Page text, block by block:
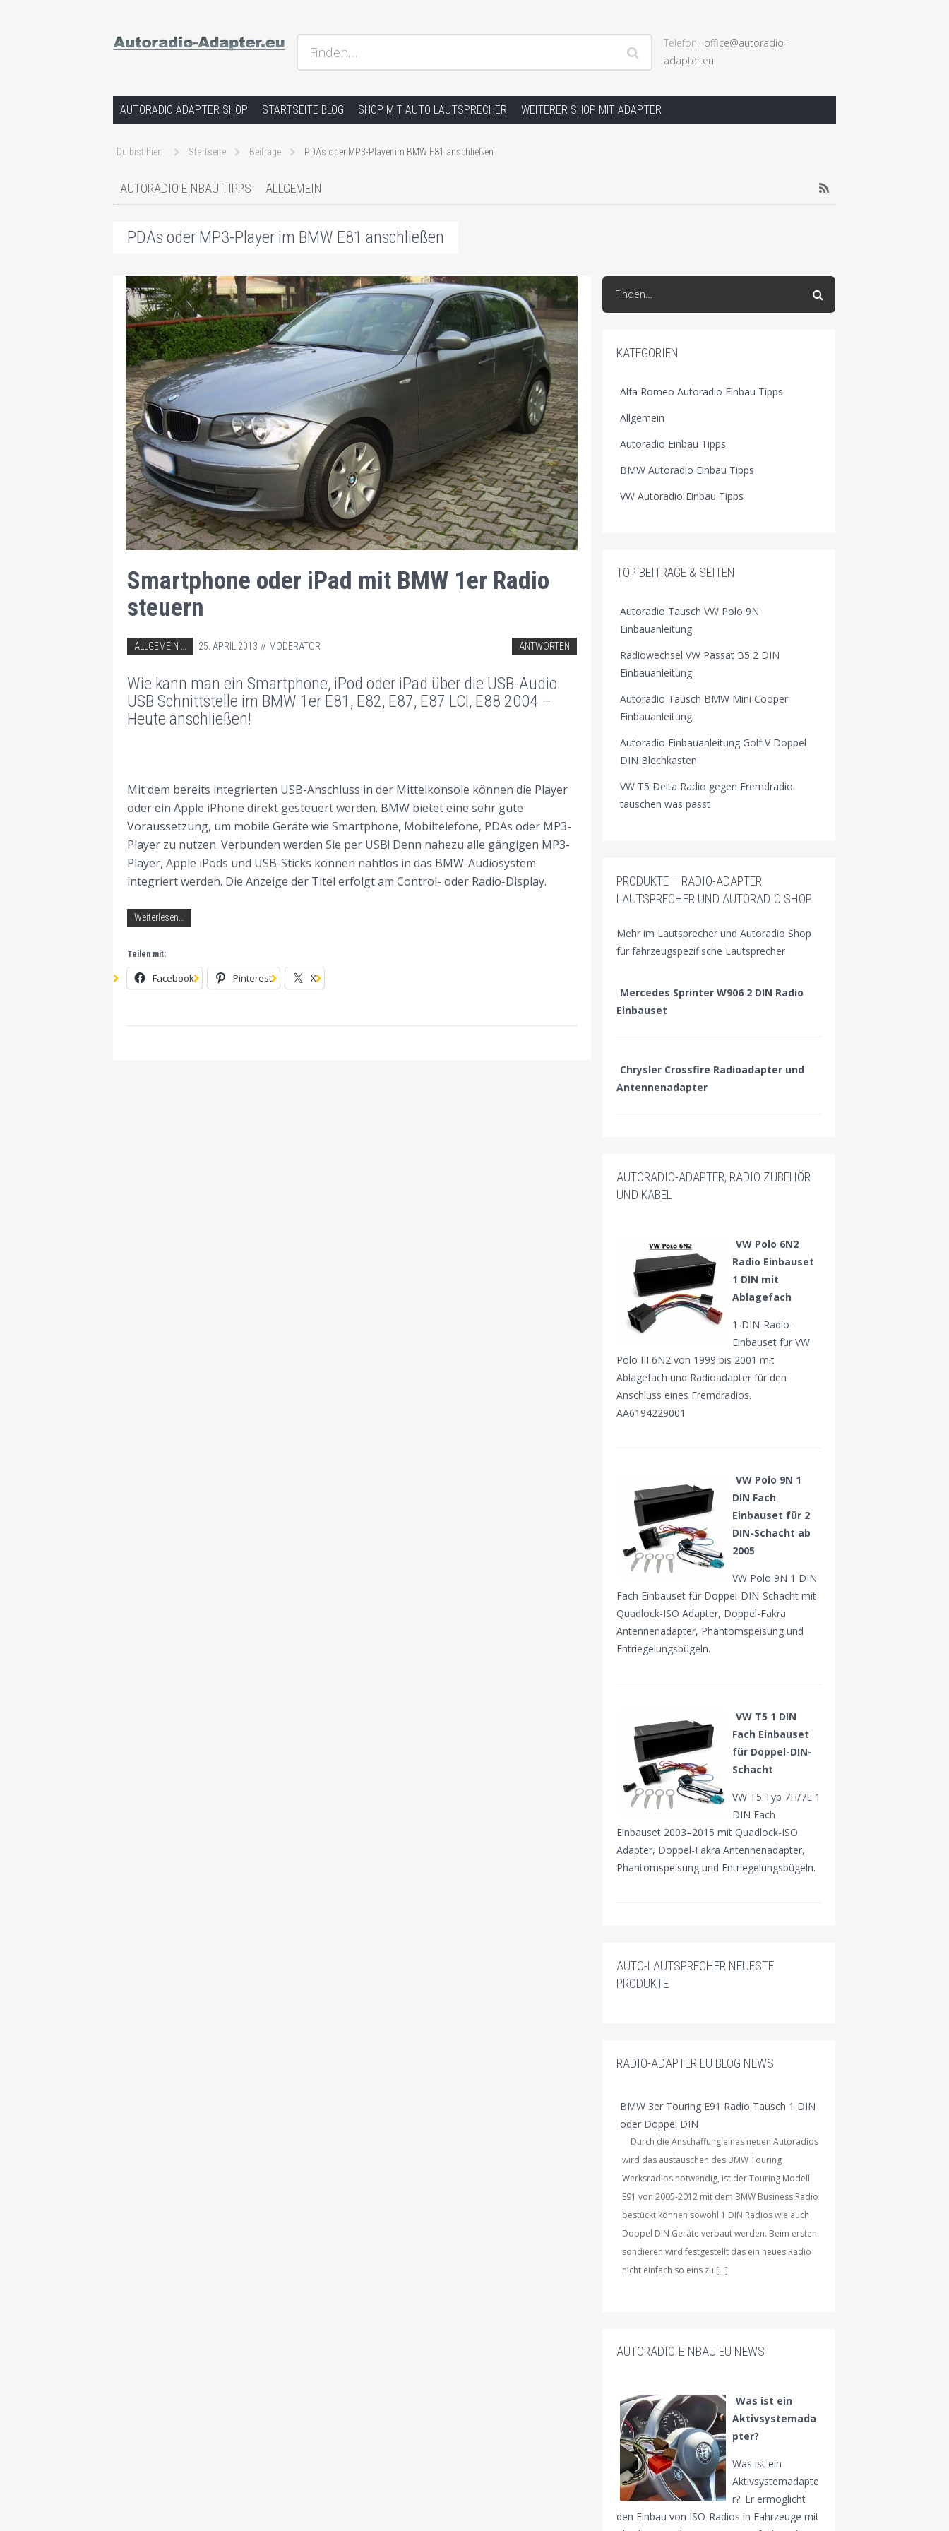
Hilfe bei Autoradios und der Installation und andere Hifi Probleme, Radio Einbauhilfe und Anleitungen
Telefon
office@autoradio-
adapter.eu
Finden…
Springe zum Inhalt
AUTORADIO ADAPTER SHOP STARTSEITE BLOG SHOP MIT AUTO LAUTSPRECHER WEITERER SHOP MIT ADAPTER
Du bist hier: Startseite Beiträge PDAs oder MP3-Player im BMW E81 anschließen
AUTORADIO EINBAU TIPPS ALLGEMEIN
PDAs oder MP3-Player im BMW E81 anschließen
Smartphone oder iPad mit BMW 1er Radio
steuern
ABGELEGT IN:
ALLGEMEIN
BMW AUTORADIO EINBAU TIPPS
25. APRIL 2013 MODERATOR ANTWORTEN
Wie kann man ein Smartphone, iPod oder iPad über die USB-Audio
USB Schnittstelle im BMW 1er E81, E82, E87, E87 LCI, E88 2004 –
Heute anschließen!
Mit dem bereits integrierten USB-Anschluss in der Mittelkonsole können die Player
oder ein Apple iPhone direkt gesteuert werden. BMW bietet eine sehr gute
Voraussetzung, um mobile Geräte wie Smartphone, Mobiltelefone, PDAs oder MP3-
Player zu nutzen. Verbunden werden Sie per USB! Denn nahezu alle gängigen MP3-
Player, Apple iPods und USB-Sticks können nahtlos in das BMW-Audiosystem
integriert werden. Die Anzeige der Titel erfolgt am Control- oder Radio-Display.
Weiterlesen…
Teilen mit:
Facebook Pinterest X
Finden…
KATEGORIEN
Alfa Romeo Autoradio Einbau Tipps
Allgemein
Autoradio Einbau Tipps
BMW Autoradio Einbau Tipps
VW Autoradio Einbau Tipps
TOP BEITRÄGE & SEITEN
Autoradio Tausch VW Polo 9N
Einbauanleitung
Radiowechsel VW Passat B5 2 DIN
Einbauanleitung
Autoradio Tausch BMW Mini Cooper
Einbauanleitung
Autoradio Einbauanleitung Golf V Doppel
DIN Blechkasten
VW T5 Delta Radio gegen Fremdradio
tauschen was passt
PRODUKTE – RADIO-ADAPTER
LAUTSPRECHER UND AUTORADIO SHOP
Mehr im Lautsprecher und Autoradio Shop
für fahrzeugspezifische Lautsprecher
Mercedes Sprinter W906 2 DIN Radio
Einbauset
Chrysler Crossfire Radioadapter und
Antennenadapter
AUTORADIO-ADAPTER, RADIO ZUBEHÖR
UND KABEL
VW Polo 6N2
Radio Einbauset
1 DIN mit
Ablagefach
1-DIN-Radio-
Einbauset für VW
Polo III 6N2 von 1999 bis 2001 mit
Ablagefach und Radioadapter für den
Anschluss eines Fremdradios.
AA6194229001
VW Polo 9N 1
DIN Fach
Einbauset für 2
DIN-Schacht ab
2005
VW Polo 9N 1 DIN
Fach Einbauset für Doppel-DIN-Schacht mit
Quadlock-ISO Adapter, Doppel-Fakra
Antennenadapter, Phantomspeisung und
Entriegelungsbügeln.
VW T5 1 DIN
Fach Einbauset
für Doppel-DIN-
Schacht
VW T5 Typ 7H/7E 1
DIN Fach
Einbauset 2003–2015 mit Quadlock-ISO
Adapter, Doppel-Fakra Antennenadapter,
Phantomspeisung und Entriegelungsbügeln.
AUTO-LAUTSPRECHER NEUESTE
PRODUKTE
RADIO-ADAPTER.EU BLOG NEWS
BMW 3er Touring E91 Radio Tausch 1 DIN
oder Doppel DIN
Durch die Anschaffung eines neuen Autoradios
wird das austauschen des BMW Touring
Werksradios notwendig, ist der Touring Modell
E91 von 2005-2012 mit dem BMW Business Radio
bestückt können sowohl 1 DIN Radios wie auch
Doppel DIN Geräte verbaut werden. Beim ersten
sondieren wird festgestellt das ein neues Radio
nicht einfach so eins zu […]
AUTORADIO-EINBAU.EU NEWS
Was ist ein
Aktivsystemada
pter?
Was ist ein
Aktivsystemadapte
r?: Er ermöglicht
den Einbau von ISO-Radios in Fahrzeuge mit